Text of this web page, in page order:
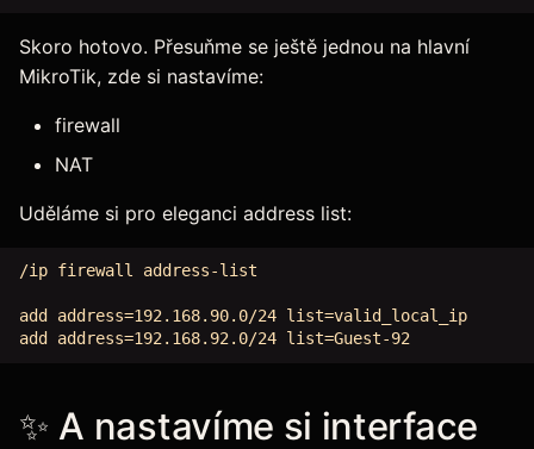
Skoro hotovo. Přesuňme se ještě jednou na hlavní
MikroTik, zde si nastavíme:
firewall
NAT
Uděláme si pro eleganci address list:
/ip firewall address-list
add address=192.168.90.0/24 list=valid_local_ip
✨ A nastavíme si interface